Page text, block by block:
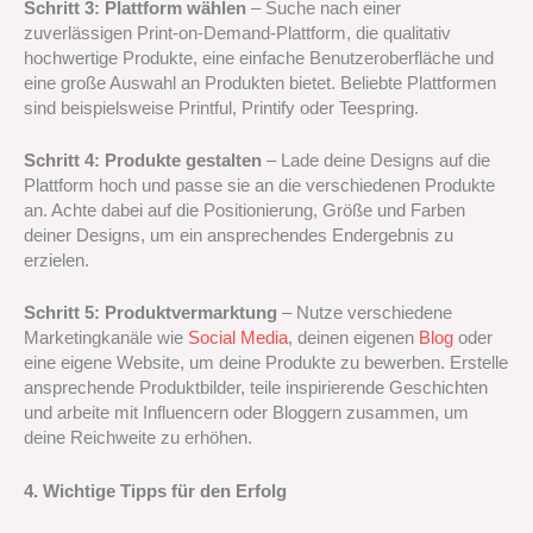
Schritt 3: Plattform wählen – Suche nach einer
zuverlässigen Print-on-Demand-Plattform, die qualitativ
hochwertige Produkte, eine einfache Benutzeroberfläche und
eine große Auswahl an Produkten bietet. Beliebte Plattformen
sind beispielsweise Printful, Printify oder Teespring.
Schritt 4: Produkte gestalten – Lade deine Designs auf die
Plattform hoch und passe sie an die verschiedenen Produkte
an. Achte dabei auf die Positionierung, Größe und Farben
deiner Designs, um ein ansprechendes Endergebnis zu
erzielen.
Schritt 5: Produktvermarktung – Nutze verschiedene
Marketingkanäle wie Social Media, deinen eigenen Blog oder
eine eigene Website, um deine Produkte zu bewerben. Erstelle
ansprechende Produktbilder, teile inspirierende Geschichten
und arbeite mit Influencern oder Bloggern zusammen, um
deine Reichweite zu erhöhen.
4. Wichtige Tipps für den Erfolg